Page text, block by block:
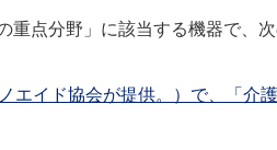
重点分野」に該当する機器で、
エイド協会が提供。）で、「介